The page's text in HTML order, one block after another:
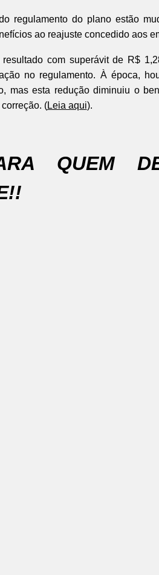
regulamento do plano estão
ao reajuste concedido aos
com superávit de R$
no regulamento. À época,
mas esta redução diminuiu o
(Leia aqui).
QUEM